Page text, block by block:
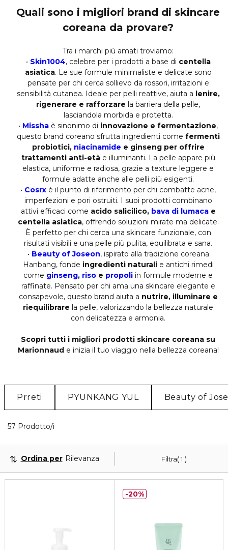
Quali sono i migliori brand di skincare
coreana da provare?
Tra i marchi più amati troviamo:
• Skin1004, celebre per i prodotti a base di centella
asiatica. Le sue formule minimaliste e delicate sono
pensate per chi cerca sollievo da rossori, irritazioni e
sensibilità cutanea. Ideale per pelli reattive, aiuta a lenire,
rigenerare e rafforzare la barriera della pelle,
lasciandola morbida e protetta.
• Missha è sinonimo di innovazione e fermentazione,
questo brand coreano sfrutta ingredienti come fermenti
probiotici, niacinamide e ginseng per offrire
trattamenti anti-etàe illuminanti. La pelle appare più
elastica, uniforme e radiosa, grazie a texture leggere e
formule adatte anche alle pelli più esigenti.
• Cosrx è il punto di riferimento per chi combatte acne,
imperfezioni e pori ostruiti. I suoi prodotti combinano
attivi efficaci come acido salicilico, bava di lumacae
centella asiatica, offrendo soluzioni mirate ma delicate.
È perfetto per chi cerca una skincare funzionale, con
risultati visibili e una pelle più pulita, equilibrata e sana.
• Beauty of Joseon, ispirato alla tradizione coreana
Hanbang, fonde ingredienti naturalie antichi rimedi
come ginseng, riso e propoli in formule moderne e
raffinate. Pensato per chi ama una skincare elegante e
consapevole, questo brand aiuta a nutrire, illuminare e
riequilibrare la pelle, valorizzando la bellezza naturale
con delicatezza e armonia.
Scopri tutti i migliori prodotti skincare coreana su
Marionnaud e inizia il tuo viaggio nella bellezza coreana!
Prreti PYUNKANG YUL Beauty of
57 Prodotto/i
Filtra 1
Ordina per Rilevanza
20%